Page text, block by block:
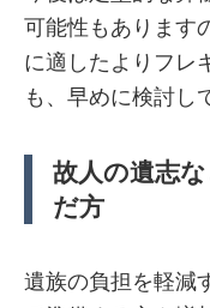
可能性もあります
に適したよりフレ
も、早めに検討し
故人の遺志
だ方
遺族の負担を軽減